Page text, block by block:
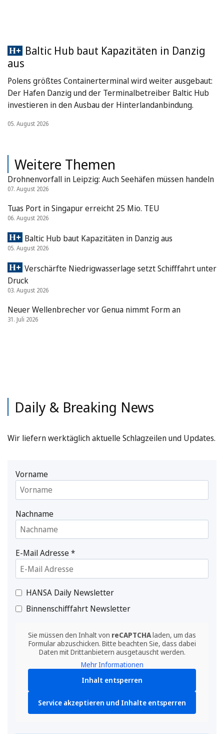
Baltic Hub baut Kapazitäten in Danzig
aus
Polens größtes Containerterminal wird weiter ausgebaut:
Der Hafen Danzig und der Terminalbetreiber Baltic Hub
investieren in den Ausbau der Hinterlandanbindung.
05. August 2026
Weitere Themen
Drohnenvorfall in Leipzig: Auch Seehäfen müssen handeln
07. August 2026
Tuas Port in Singapur erreicht 25 Mio. TEU
06. August 2026
Baltic Hub baut Kapazitäten in Danzig aus
05. August 2026
Verschärfte Niedrigwasserlage setzt Schifffahrt unter
Druck
03. August 2026
Neuer Wellenbrecher vor Genua nimmt Form an
31. Juli 2026
Daily & Breaking News
Wir liefern werktäglich aktuelle Schlagzeilen und Updates.
Vorname
Nachname
E-Mail Adresse*
HANSA Daily Newsletter
Binnenschifffahrt Newsletter
Sie müssen den Inhalt von reCAPTCHAladen, um das
Formular abzuschicken. Bitte beachten Sie, dass dabei
Daten mit Drittanbietern ausgetauscht werden.
Mehr Informationen
Inhalt entsperren
Service akzeptieren und Inhalte entsperren